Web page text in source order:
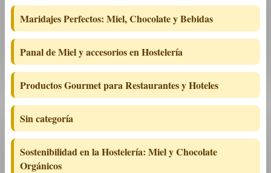
Maridajes Perfectos: Miel, Chocolate y Bebidas
Panal de Miel y accesorios en Hostelería
Productos Gourmet para Restaurantes y Hoteles
Sin categoría
Sostenibilidad en la Hostelería: Miel y Chocolate
Orgánicos